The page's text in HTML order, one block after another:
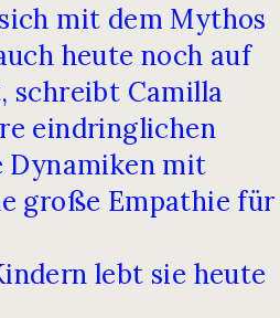
mit dem Mythos
heute noch auf
schreibt Camilla
eindringlichen
Dynamiken mit
große Empathie für
lebt sie heute